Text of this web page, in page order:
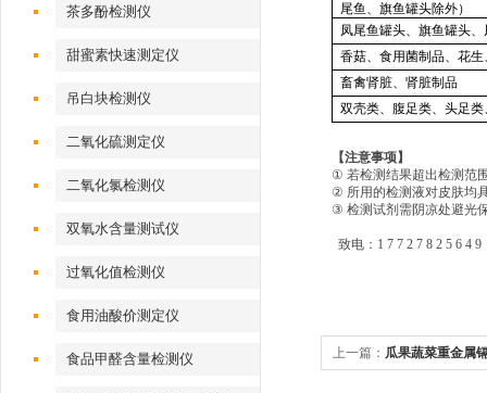
茶多酚检测仪
甜蜜素快速测定仪
吊白块检测仪
二氧化硫测定仪
二氧化氯检测仪
双氧水含量测试仪
过氧化值检测仪
食用油酸价测定仪
食品甲醛含量检测仪
尾鱼、旗鱼罐头除外）
凤尾鱼罐头、旗鱼罐头
香菇、食用菌制品、花
畜禽肾脏、肾脏制品
双壳类、腹足类、头足
【注意事项】
① 若检测结果超出检测范
② 所用的检测液对皮肤均
③ 检测试剂需阴凉处避光
致电：1 7 7 2 7 8 2 5 6 4 9
上一篇： 瓜果蔬菜重金属